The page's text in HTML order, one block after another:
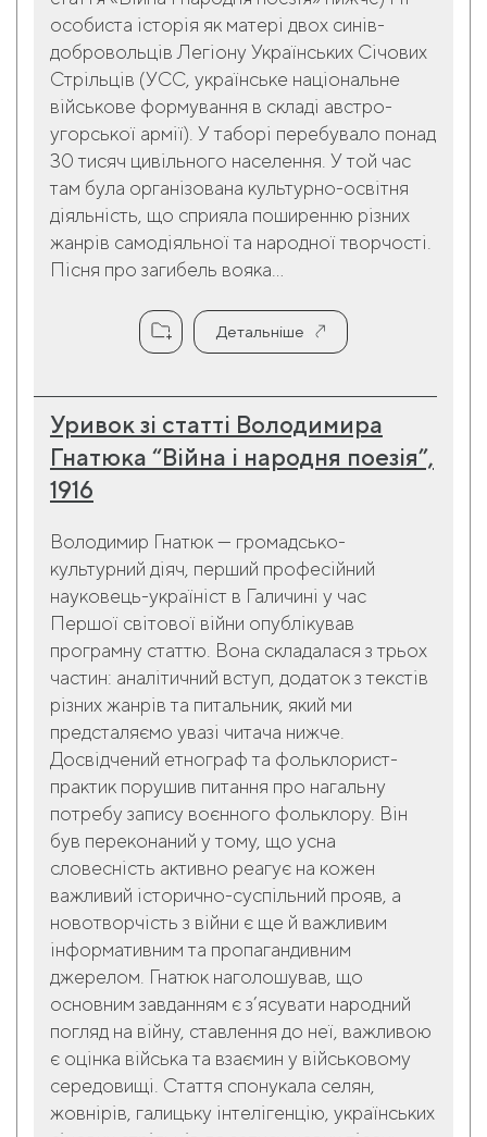
особиста історія як матері двох синів-
добровольців Легіону Українських Січових
Стрільців (УСС, українське національне
військове формування в складі австро-
угорської армії). У таборі перебувало понад
30 тисяч цивільного населення. У той час
там була організована культурно-освітня
діяльність, що сприяла поширенню різних
жанрів самодіяльної та народної творчості.
Пісня про загибель вояка...
Детальніше
Уривок зі статті Володимира
Гнатюка “Війна і народня поезія”,
1916
Володимир Гнатюк — громадсько-
культурний діяч, перший професійний
науковець-україніст в Галичині у час
Першої світової війни опублікував
програмну статтю. Вона складалася з трьох
частин: аналітичний вступ, додаток з текстів
різних жанрів та питальник, який ми
предсталяємо увазі читача нижче.
Досвідчений етнограф та фольклорист-
практик порушив питання про нагальну
потребу запису воєнного фольклору. Він
був переконаний у тому, що усна
словесність активно реагує на кожен
важливий історично-суспільний прояв, а
новотворчість з війни є ще й важливим
інформативним та пропагандивним
джерелом. Гнатюк наголошував, що
основним завданням є з’ясувати народний
погляд на війну, ставлення до неї, важливою
є оцінка війська та взаємин у військовому
середовищі. Стаття спонукала селян,
жовнірів, галицьку інтелігенцію, українських